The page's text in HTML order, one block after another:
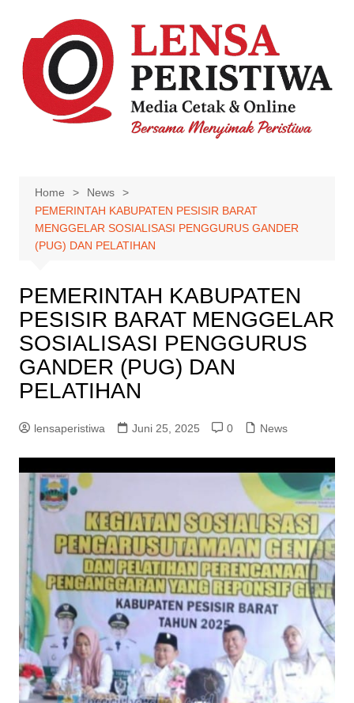
content
Home
News
PEMERINTAH KABUPATEN PESISIR BARAT
MENGGELAR SOSIALISASI PENGGURUS GANDER
(PUG) DAN PELATIHAN
PEMERINTAH KABUPATEN
PESISIR BARAT MENGGELAR
SOSIALISASI PENGGURUS
GANDER (PUG) DAN
PELATIHAN
lensaperistiwa Juni 25, 2025 0 News